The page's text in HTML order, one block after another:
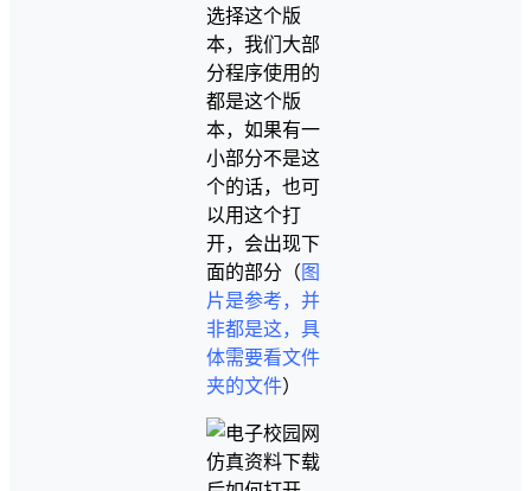
选择这个版
本，我们大部
分程序使用的
都是这个版
本，如果有一
小部分不是这
个的话，也可
以用这个打
开，会出现下
面的部分（ 图
片是参考，并
非都是这，具
体需要看文件
夹的文件）